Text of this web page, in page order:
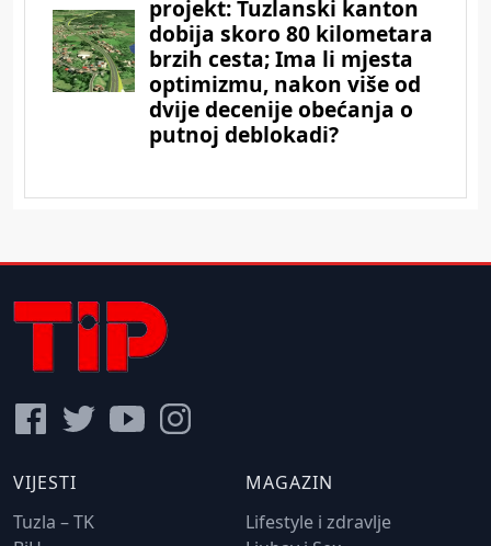
VIJESTI
Tuzla – TK
MAGAZIN
Lifestyle i zdravlje